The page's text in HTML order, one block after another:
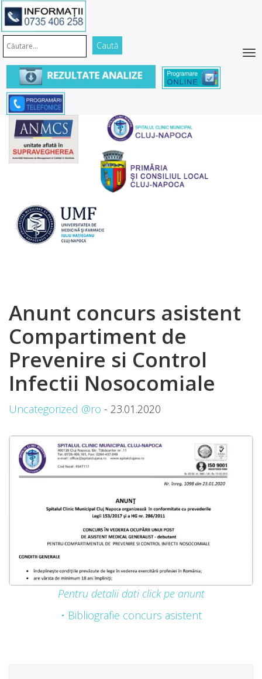
Anunt concurs asistent
Compartiment de
Prevenire si Control
Infectii Nosocomiale
Uncategorized @ro - 23.01.2020
Pentru detalii dati click pe anunt
• Bibliografie concurs asistent